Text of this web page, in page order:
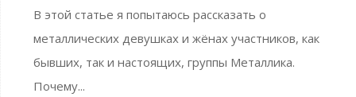
В этой статье я попытаюсь рассказать о
металлических девушках и жёнах участников, как
бывших, так и настоящих, группы Металлика.
Почему...